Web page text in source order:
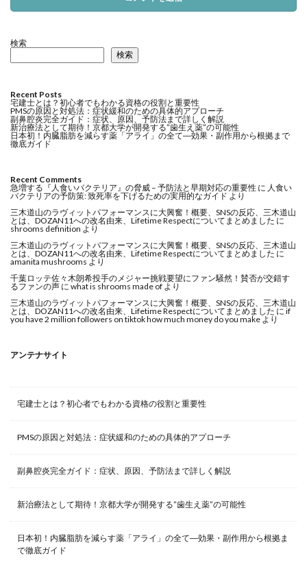
検索
検索
Recent Posts
宅建士とは？初心者でもわかる資格の役割と重要性
PMSの原因と対処法：症状緩和のための具体的アプローチ
副鼻腔炎完全ガイド：症状、原因、予防法まで詳しく解説
新治療法として期待！京都大学が開発する”歯生え薬”の可能性
日本初！内臓脂肪を減らす薬「アライ」の全て―効果・副作用から根拠まで
徹底ガイド
Recent Comments
急増する『人食いバクテリア』の脅威 – 予防法と早期対応の重要性 に 人食い
バクテリアの予防策: 致死率を下げるための実用的なガイド より
三木道山のラヴィットパフォーマンスに大興奮！概要、SNSの反応、三木道山
とは、DOZAN11への改名由来、Lifetime Respectについてまとめました に
shrooms definition より
三木道山のラヴィットパフォーマンスに大興奮！概要、SNSの反応、三木道山
とは、DOZAN11への改名由来、Lifetime Respectについてまとめました に
amanita mushrooms より
千葉ロッテ佐々木朗希投手のメジャー挑戦要望にファン騒然！賛否が交錯す
るファンの声 に what is shrooms made of より
三木道山のラヴィットパフォーマンスに大興奮！概要、SNSの反応、三木道山
とは、DOZAN11への改名由来、Lifetime Respectについてまとめました に if
you have 2 million followers on tiktok how much money do you make より
アンテナサイト
宅建士とは？初心者でもわかる資格の役割と重要性
PMSの原因と対処法：症状緩和のための具体的アプローチ
副鼻腔炎完全ガイド：症状、原因、予防法まで詳しく解説
新治療法として期待！京都大学が開発する”歯生え薬”の可能性
日本初！内臓脂肪を減らす薬「アライ」の全て―効果・副作用から根拠ま
で徹底ガイド